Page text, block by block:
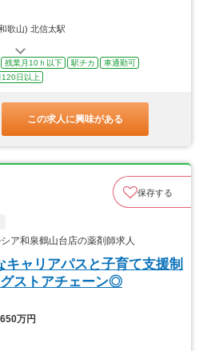
歌山) 北信太駅
残業月10ｈ以下 駅チカ
車通勤可
日以上
この求人に興味がある
保存する
ア和泉鶴山台店の薬剤師求人
キャリアパスと子育て支援制
ストアチェーン◎
万円